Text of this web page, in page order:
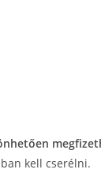
kell cserélni.